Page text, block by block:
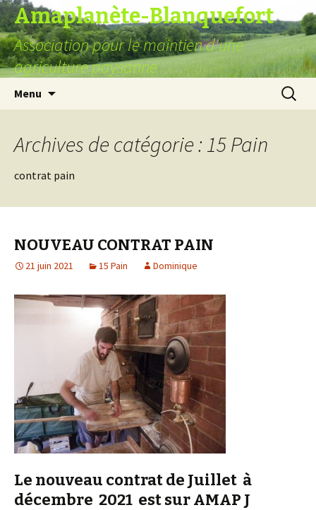
Amaplanète-Blanquefort
Association pour le maintien d'une
agriculture paysanne
Menu
Archives de catégorie : 15 Pain
contrat pain
NOUVEAU CONTRAT PAIN
21 juin 2021 15 Pain Dominique
Le nouveau contrat de Juillet à
décembre 2021 est surAMAP J